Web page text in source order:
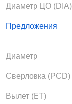
Диаметр ЦО (DIA)
Предложения
Диаметр
Сверловка (PCD)
Вылет (ЕТ)